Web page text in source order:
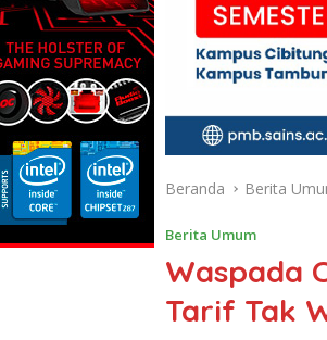
Beranda Berita
Berita Umum
Waspada
Tarif Tak